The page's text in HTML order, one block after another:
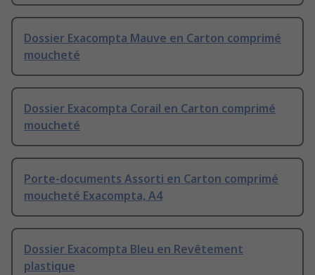
Dossier Exacompta Mauve en Carton comprimé
moucheté
Dossier Exacompta Corail en Carton comprimé
moucheté
Porte-documents Assorti en Carton comprimé
moucheté Exacompta, A4
Dossier Exacompta Bleu en Revêtement
plastique